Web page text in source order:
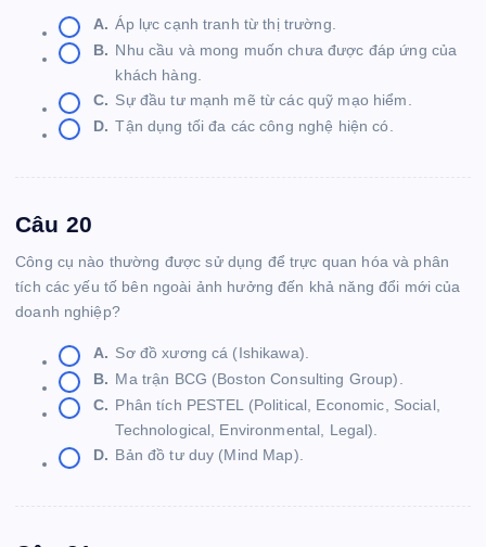
A. Áp lực cạnh tranh từ thị trường.
B. Nhu cầu và mong muốn chưa được đáp ứng của
khách hàng.
C. Sự đầu tư mạnh mẽ từ các quỹ mạo hiểm.
D. Tận dụng tối đa các công nghệ hiện có.
Câu 20
Công cụ nào thường được sử dụng để trực quan hóa và phân
tích các yếu tố bên ngoài ảnh hưởng đến khả năng đổi mới của
doanh nghiệp?
A. Sơ đồ xương cá (Ishikawa).
B. Ma trận BCG (Boston Consulting Group).
C. Phân tích PESTEL (Political, Economic, Social,
Technological, Environmental, Legal).
D. Bản đồ tư duy (Mind Map).